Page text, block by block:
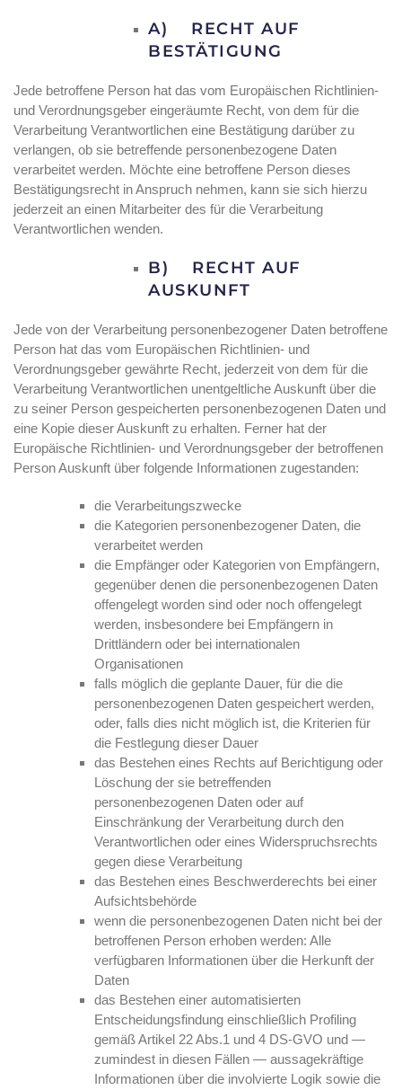
A) RECHT AUF
BESTÄTIGUNG
Jede betroffene Person hat das vom Europäischen Richtlinien-
und Verordnungsgeber eingeräumte Recht, von dem für die
Verarbeitung Verantwortlichen eine Bestätigung darüber zu
verlangen, ob sie betreffende personenbezogene Daten
verarbeitet werden. Möchte eine betroffene Person dieses
Bestätigungsrecht in Anspruch nehmen, kann sie sich hierzu
jederzeit an einen Mitarbeiter des für die Verarbeitung
Verantwortlichen wenden.
B) RECHT AUF
AUSKUNFT
Jede von der Verarbeitung personenbezogener Daten betroffene
Person hat das vom Europäischen Richtlinien- und
Verordnungsgeber gewährte Recht, jederzeit von dem für die
Verarbeitung Verantwortlichen unentgeltliche Auskunft über die
zu seiner Person gespeicherten personenbezogenen Daten und
eine Kopie dieser Auskunft zu erhalten. Ferner hat der
Europäische Richtlinien- und Verordnungsgeber der betroffenen
Person Auskunft über folgende Informationen zugestanden:
die Verarbeitungszwecke
die Kategorien personenbezogener Daten, die
verarbeitet werden
die Empfänger oder Kategorien von Empfängern,
gegenüber denen die personenbezogenen Daten
offengelegt worden sind oder noch offengelegt
werden, insbesondere bei Empfängern in
Drittländern oder bei internationalen
Organisationen
falls möglich die geplante Dauer, für die die
personenbezogenen Daten gespeichert werden,
oder, falls dies nicht möglich ist, die Kriterien für
die Festlegung dieser Dauer
das Bestehen eines Rechts auf Berichtigung oder
Löschung der sie betreffenden
personenbezogenen Daten oder auf
Einschränkung der Verarbeitung durch den
Verantwortlichen oder eines Widerspruchsrechts
gegen diese Verarbeitung
das Bestehen eines Beschwerderechts bei einer
Aufsichtsbehörde
wenn die personenbezogenen Daten nicht bei der
betroffenen Person erhoben werden: Alle
verfügbaren Informationen über die Herkunft der
Daten
das Bestehen einer automatisierten
Entscheidungsfindung einschließlich Profiling
gemäß Artikel 22 Abs.1 und 4 DS-GVO und —
zumindest in diesen Fällen — aussagekräftige
Informationen über die involvierte Logik sowie die